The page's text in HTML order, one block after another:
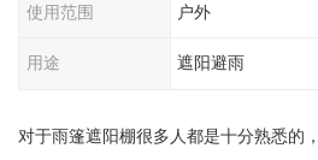
使用范围 户外
用途 遮阳避雨
对于雨篷遮阳棚很多人都是十分熟悉的